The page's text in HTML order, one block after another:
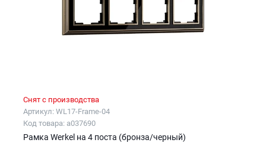
Снят с производства
Артикул: WL17-Frame-04
Код товара: a037690
Рамка Werkel на 4 поста (бронза/черный)